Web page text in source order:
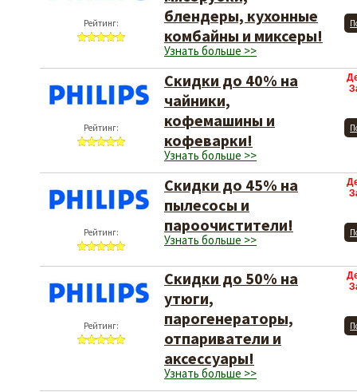
Рейтинг:
блендеры, кухонные
комбайны и миксеры!
Узнать больше >>
Рейтинг:
Скидки до 40% на
чайники,
кофемашины и
кофеварки!
Узнать больше >>
Рейтинг:
Скидки до 45% на
пылесосы и
пароочистители!
Узнать больше >>
Рейтинг:
Скидки до 50% на
утюги,
парогенераторы,
отпариватели и
аксессуары!
Узнать больше >>